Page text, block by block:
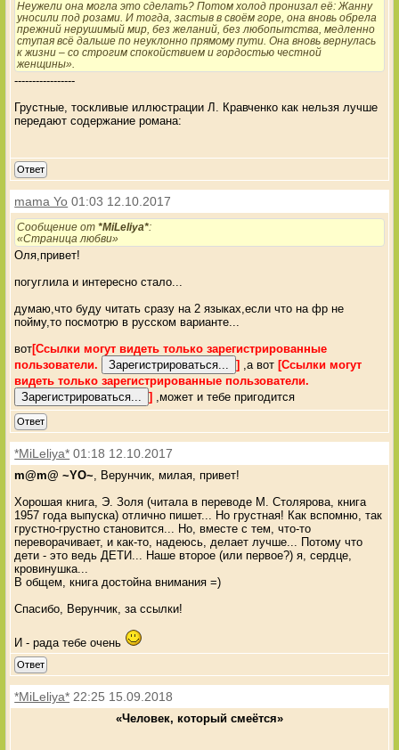
Неужели она могла это сделать? Потом холод пронизал её: Жанну
уносили под розами. И тогда, застыв в своём горе, она вновь обрела
прежний нерушимый мир, без желаний, без любопытства, медленно
ступая всё дальше по неуклонно прямому пути. Она вновь вернулась
к жизни – со строгим спокойствием и гордостью честной
женщины».
-----------------
Грустные, тоскливые иллюстрации Л. Кравченко как нельзя лучше
передают содержание романа:
Ответ
mama Yo 01:03 12.10.2017
Сообщение от*MiLeliya*:
«Страница любви»
Оля,привет!
погуглила и интересно стало...
думаю,что буду читать сразу на 2 языках,если что на фр не
пойму,то посмотрю в русском варианте...
вот[Ссылки могут видеть только зарегистрированные
пользователи.
] ,а вот[Ссылки могут
видеть только зарегистрированные пользователи.
] ,может и тебе пригодится
Ответ
*MiLeliya* 01:18 12.10.2017
m@m@ ~YO~ , Верунчик, милая, привет!
Хорошая книга, Э. Золя (читала в переводе М. Столярова, книга
1957 года выпуска) отлично пишет... Но грустная! Как вспомню, так
грустно-грустно становится... Но, вместе с тем, что-то
переворачивает, и как-то, надеюсь, делает лучше... Потому что
дети - это ведь ДЕТИ... Наше второе (или первое?) я, сердце,
кровинушка...
В общем, книга достойна внимания =)
Спасибо, Верунчик, за ссылки!
И - рада тебе очень
Ответ
*MiLeliya* 22:25 15.09.2018
«Человек, который смеётся»